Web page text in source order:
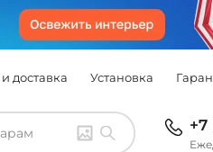
доставка Установка
+7